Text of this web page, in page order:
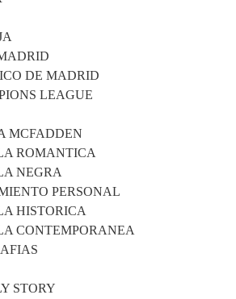
DE MADRID
LEAGUE
MCFADDEN
ROMANTICA
NEGRA
PERSONAL
HISTORICA
CONTEMPORANEA
STORY